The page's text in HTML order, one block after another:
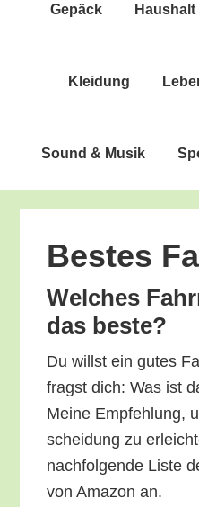
Gepäck Haus­halt
Klei­dung
Sound & Musik
Bes­tes
Wel­ches
das beste?
Du willst ein gutes
fragst dich: Was ist
Mei­ne Emp­feh­lung,
schei­dung zu
nach­fol­gen­de Lis­te
von Ama­zon an.